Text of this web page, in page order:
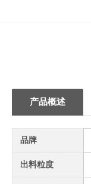
产品概述
品牌
出料粒度